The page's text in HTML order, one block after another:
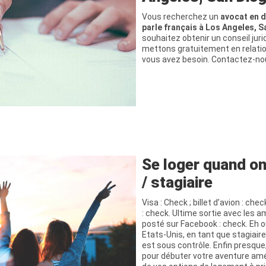
Vous recherchez un avocat en
parle français à Los Angeles,
souhaitez obtenir un conseil
mettons gratuitement en
vous avez besoin. Contactez-
Se loger quand
/ stagiaire
Visa : Check ; billet d’avion :
: check. Ultime sortie avec les
posté sur Facebook : check. Eh
Etats-Unis, en tant que
est sous contrôle. Enfin
pour débuter votre aventure